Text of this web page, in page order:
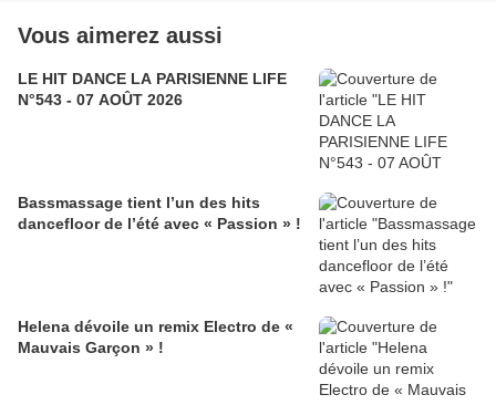
Vous aimerez aussi
LE HIT DANCE LA PARISIENNE LIFE
N°543 - 07 AOÛT 2026
Bassmassage tient l’un des hits
dancefloor de l’été avec « Passion » !
Helena dévoile un remix Electro de «
Mauvais Garçon » !